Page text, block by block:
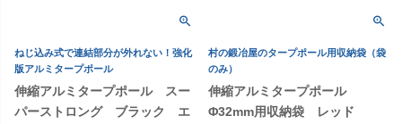
ねじ込み式で連結部分が外れない！強化
版アルミタープポール
伸縮アルミタープポール スー
パーストロング ブラック エ
村の鍛冶屋のタープポール用収納袋（袋
のみ）
伸縮アルミタープポール
Φ32mm用収納袋 レッド